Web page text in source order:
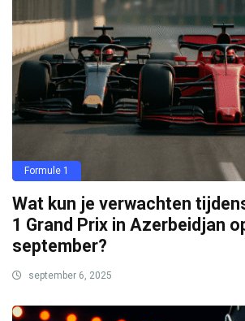
Formule 1
Wat kun je verwachten
1 Grand Prix in Azerbeidjan
september?
september 6, 2025